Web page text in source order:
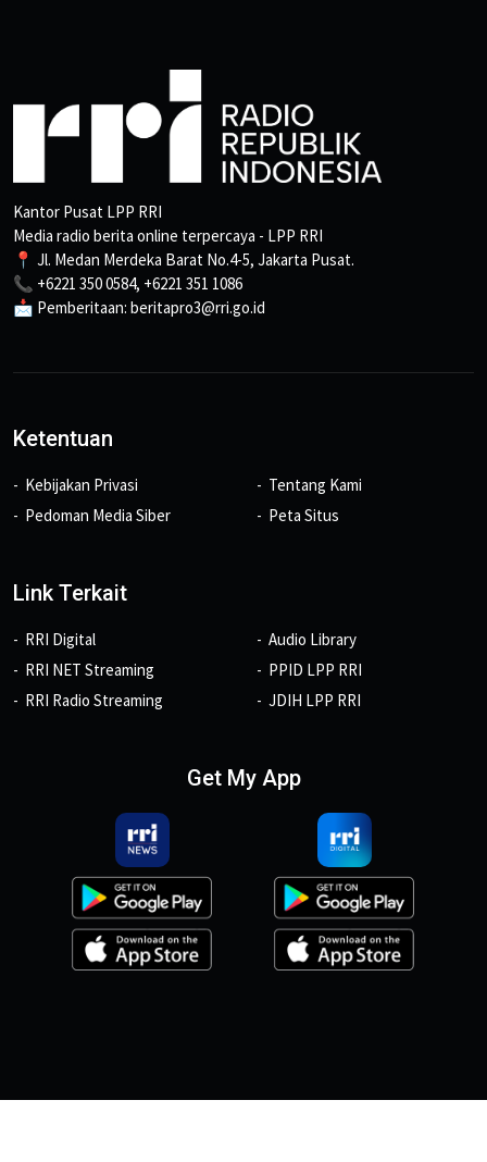
Kantor Pusat LPP RRI
Media radio berita online terpercaya - LPP RRI
📍 Jl. Medan Merdeka Barat No.4-5, Jakarta Pusat.
📞 +6221 350 0584, +6221 351 1086
📩 Pemberitaan: beritapro3@rri.go.id
Ketentuan
Kebijakan Privasi
Pedoman Media Siber
Tentang Kami
Peta Situs
Link Terkait
RRI Digital
RRI NET Streaming
RRI Radio Streaming
Audio Library
PPID LPP RRI
JDIH LPP RRI
Get My App